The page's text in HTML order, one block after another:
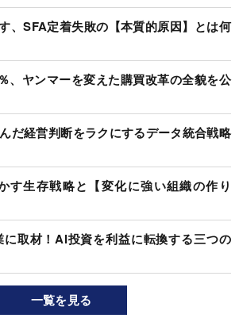
、SFA定着失敗の【本質的原因】とは何
、ヤンマーを変えた購買改革の全貌を公
だ経営判断をラクにするデータ統合戦略
す生存戦略と【変化に強い組織の作り
取材！AI投資を利益に転換する三つの
一覧を見る